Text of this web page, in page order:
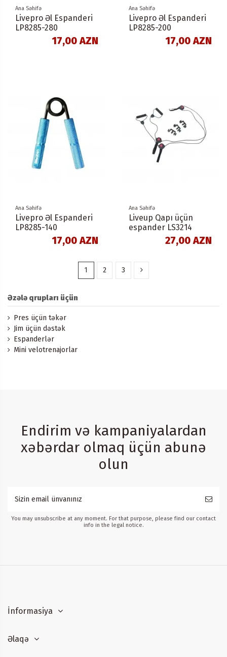
Ana Səhifə
Livepro Əl Espanderi
LP8285-280
17,00 AZN
Ana Səhifə
Livepro Əl Espanderi
LP8285-200
17,00 AZN
Ana Səhifə
Livepro Əl Espanderi
LP8285-140
17,00 AZN
Ana Səhifə
Liveup Qapı üçün
espander LS3214
27,00 AZN
1 2 3
Əzələ qrupları üçün
Pres üçün təkər
Jim üçün dəstək
Espanderlər
Mini velotrenajorlar
Endirim və kampaniyalardan
xəbərdar olmaq üçün abunə
olun
You may unsubscribe at any moment. For that purpose, please find our contact
info in the legal notice.
İnformasiya
Əlaqə